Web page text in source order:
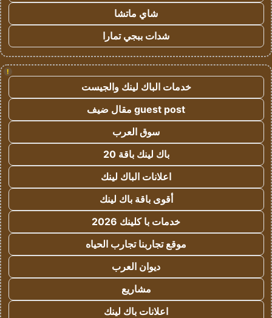
شاي ماتشا
شدات ببجي تمارا
!
خدمات الباك لينك والجيست
guest post مقال ضيف
سوق العرب
باك لينك باقة 20
اعلانات الباك لينك
أقوى باقة باك لينك
خدمات با كلينك 2026
موقع تجاربنا تجارب الحياه
ديوان العرب
مشاريع
اعلانات باك لينك